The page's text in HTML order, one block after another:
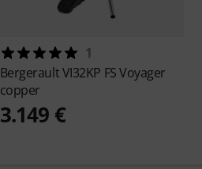
1
BergeraultVI32KP FS Voyager
copper
3.149 €